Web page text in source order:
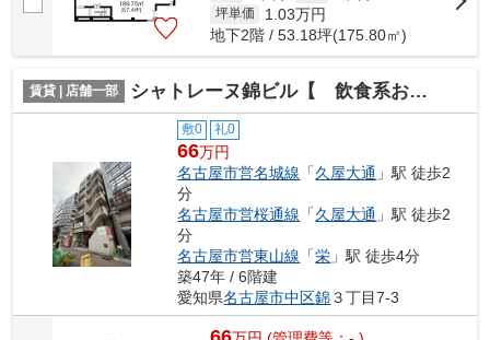
坪単価 1.03万円
地下2階 / 53.18坪(175.80㎡)
賃貸 | 店舗一部 シャトレーヌ錦ビル【 飲食系おすすめ 】
敷0 礼0
66万円
名古屋市営名城線 「久屋大通 」駅 徒歩2
分
名古屋市営桜通線 「久屋大通 」駅 徒歩2
分
名古屋市営東山線 「栄 」駅 徒歩4分
築47年 / 6階建
愛知県名古屋市中区錦３丁目7-3